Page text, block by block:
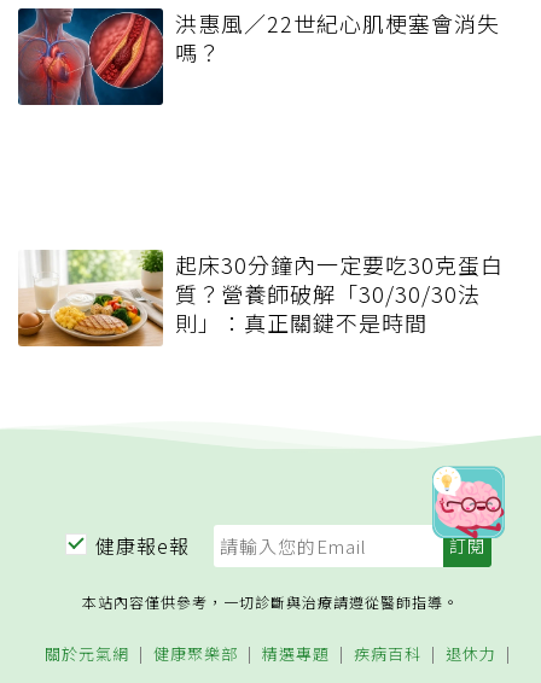
洪惠風／22世紀心肌梗塞會消失
嗎？
起床30分鐘內一定要吃30克蛋白
質？營養師破解「30/30/30法
則」：真正關鍵不是時間
健康報e報
本站內容僅供參考，一切診斷與治療請遵從醫師指導。
關於元氣網 健康聚樂部 精選專題 疾病百科 退休力